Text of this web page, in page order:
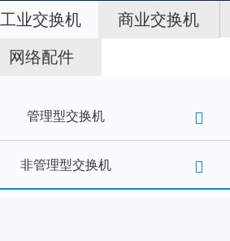
工业交换机 商业交换机
网络配件
管理型交换机
非管理型交换机